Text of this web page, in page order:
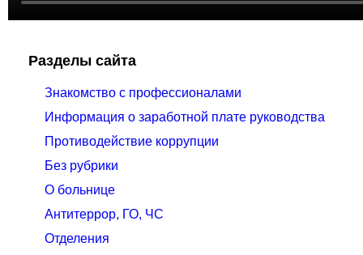
Разделы сайта
Знакомство с профессионалами
Информация о заработной плате руководства
Противодействие коррупции
Без рубрики
О больнице
Антитеррор, ГО, ЧС
Отделения